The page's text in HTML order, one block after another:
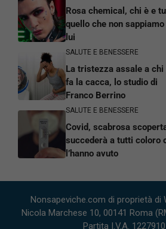
Rosa chemical, chi è e
quello che non sappiamo
lui
SALUTE E BENESSERE
La tristezza assale a chi
fa la cacca, lo studio di
Franco Berrino
SALUTE E BENESSERE
Covid, scabrosa
succederà a tutti coloro
l’hanno avuto
Nonsapeviche.com di proprietà di
Nicola Marchese 10, 00141 Roma
Partita I.V.A.